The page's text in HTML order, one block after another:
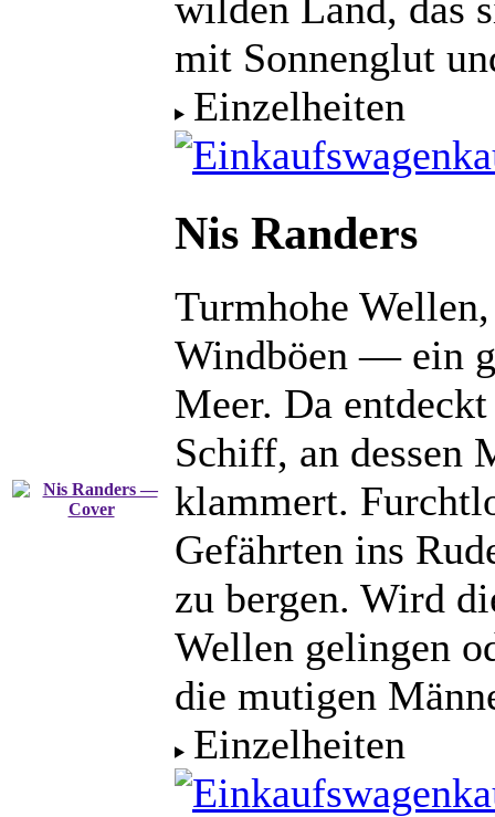
mit Sonnenglut
Einzelheiten
Nis Randers
Turmhohe
Windböen — ein
Meer. Da
Schiff, an dessen
klammert.
Gefährten ins
zu bergen. Wird
Wellen gelingen
die mutigen
Einzelheiten